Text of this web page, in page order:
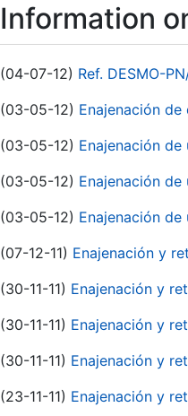
Information
(04-07-12) Ref. DESMO-
(03-05-12) Enajenación de
(03-05-12) Enajenación de
(03-05-12) Enajenación
(03-05-12) Enajenación de
(07-12-11) Enajenación y
(30-11-11) Enajenación y
(30-11-11) Enajenación y
(30-11-11) Enajenación y
(23-11-11) Enajenación y